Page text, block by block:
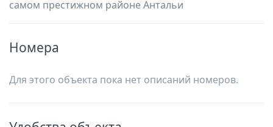
самом престижном районе Антальи
Номера
Для этого объекта пока нет описаний номеров.